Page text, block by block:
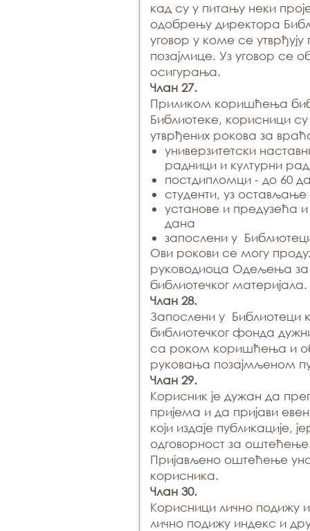
кад су у питању неки
одобрењу директора
уговор у коме се
позајмице. Уз уговор се
осигурања.
Члан 27.
Приликом коришћења
Библиотеке, корисници
утврђених рокова за
универзитетски
радници и културни
постдипломци - до 60
студенти, уз
установе и предузећа
дана
запослени у
Ови рокови се могу
руководиоца Одељења
библиотечког материјала.
Члан 28.
Запослени у Библиотеци
библиотечког фонда
са роком коришћења и
руковања позајмљеном
Члан 29.
Корисник је дужан да
пријема и да пријави
који издаје публикације,
одговорност за
Пријављено оштећење
корисника.
Члан 30.
Корисници лично подижу
лично подижу индекс и